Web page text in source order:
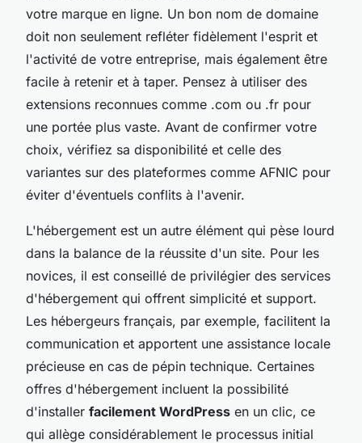
votre marque en ligne. Un bon nom de domaine
doit non seulement refléter fidèlement l'esprit et
l'activité de votre entreprise, mais également être
facile à retenir et à taper. Pensez à utiliser des
extensions reconnues comme .com ou .fr pour
une portée plus vaste. Avant de confirmer votre
choix, vérifiez sa disponibilité et celle des
variantes sur des plateformes comme AFNIC pour
éviter d'éventuels conflits à l'avenir.
L'hébergement est un autre élément qui pèse lourd
dans la balance de la réussite d'un site. Pour les
novices, il est conseillé de privilégier des services
d'hébergement qui offrent simplicité et support.
Les hébergeurs français, par exemple, facilitent la
communication et apportent une assistance locale
précieuse en cas de pépin technique. Certaines
offres d'hébergement incluent la possibilité
d'installer facilement WordPress en un clic, ce
qui allège considérablement le processus initial